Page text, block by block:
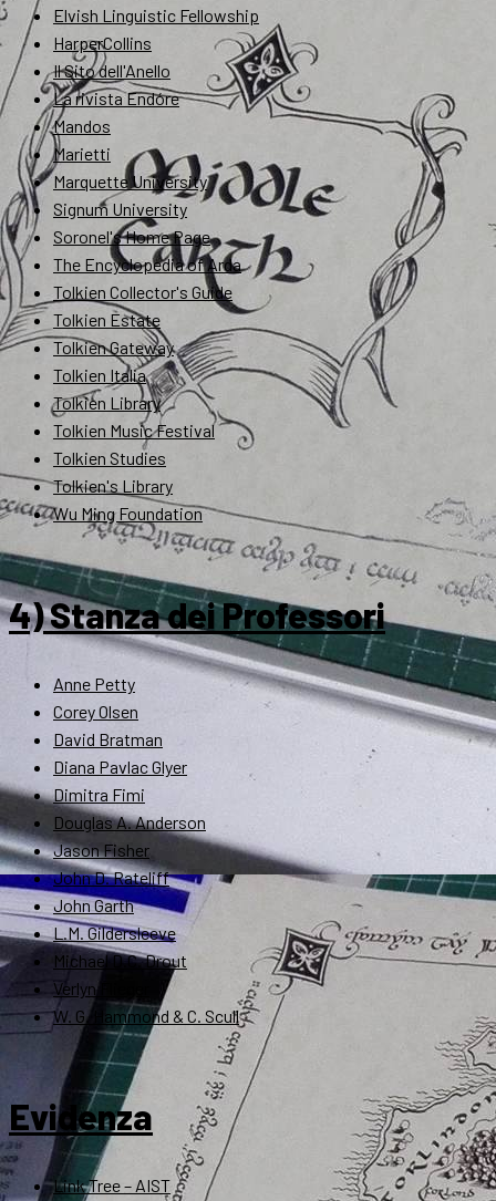
Elvish Linguistic Fellowship
HarperCollins
Il Sito dell'Anello
La rivista Endóre
Mandos
Marietti
Marquette University
Signum University
Soronel's Home Page
The Encyclopedia of Arda
Tolkien Collector's Guide
Tolkien Estate
Tolkien Gateway
Tolkien Italia
Tolkien Library
Tolkien Music Festival
Tolkien Studies
Tolkien's Library
Wu Ming Foundation
4) Stanza dei Professori
Anne Petty
Corey Olsen
David Bratman
Diana Pavlac Glyer
Dimitra Fimi
Douglas A. Anderson
Jason Fisher
John D. Rateliff
John Garth
L.M. Gildersleeve
Michael D.C. Drout
Verlyn Flieger
W. G. Hammond & C. Scull
Evidenza
Link Tree – AIST